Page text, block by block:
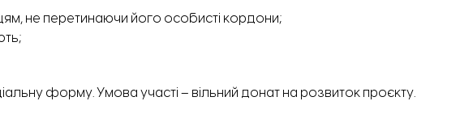
не перетинаючи його особисті кордони;
форму. Умова участі – вільний донат на розвиток проєкту.